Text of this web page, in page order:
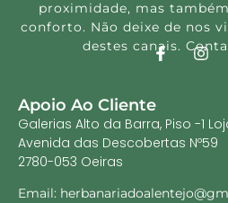
proximidade, mas
conforto. Não deixe de nos
destes canais.
Apoio Ao Cliente
Galerias Alto da Barra, Piso -1
Avenida das Descobertas Nº59
2780-053 Oeiras
Email: